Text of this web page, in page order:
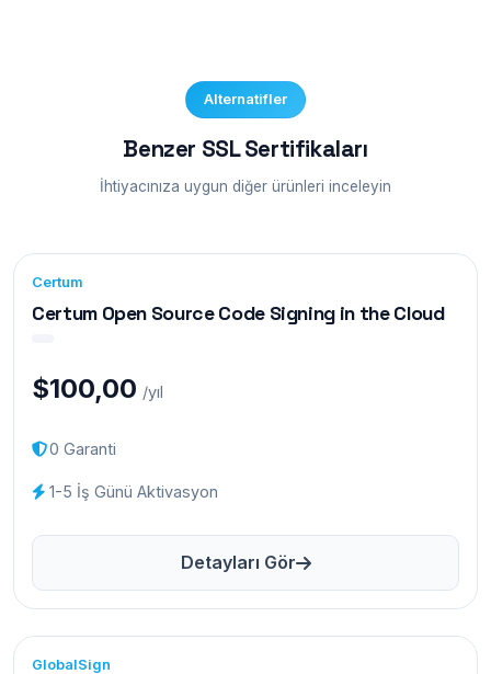
Alternatifler
Benzer SSL Sertifikaları
İhtiyacınıza uygun diğer ürünleri inceleyin
Certum
Certum Open Source Code Signing in the Cloud
$100,00 /yıl
0 Garanti
1-5 İş Günü Aktivasyon
Detayları Gör
GlobalSign